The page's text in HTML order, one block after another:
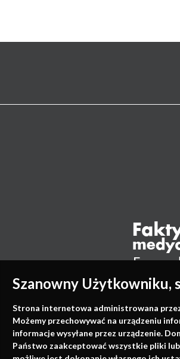
Szanowny Użytkowniku,
Strona internetowa administrowana
Możemy przechowywać na urządzeniu
informacje wysyłane przez urządzenie.
Państwo zaakceptować wszystkie pliki